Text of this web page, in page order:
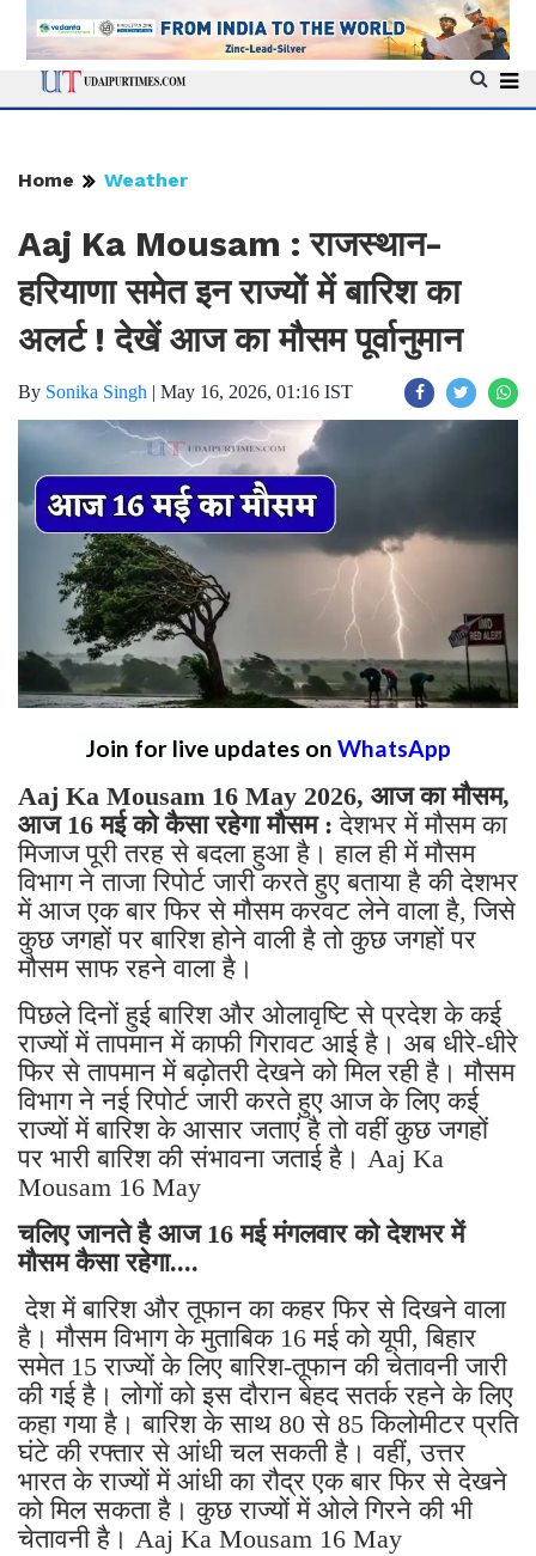
Home Weather
Aaj Ka Mousam : राजस्थान-
हरियाणा समेत इन राज्यों में बारिश का
अलर्ट ! देखें आज का मौसम पूर्वानुमान
By Sonika Singh May 16, 2026, 01:16 IST
Join for live updates onWhatsApp
Aaj Ka Mousam 16 May 2026, आज का मौसम,
आज 16 मई को कैसा रहेगा मौसम :देशभर में मौसम का
मिजाज पूरी तरह से बदला हुआ है। हाल ही में मौसम
विभाग ने ताजा रिपोर्ट जारी करते हुए बताया है की देशभर
में आज एक बार फिर से मौसम करवट लेने वाला है, जिसे
कुछ जगहों पर बारिश होने वाली है तो कुछ जगहों पर
मौसम साफ रहने वाला है।
पिछले दिनों हुई बारिश और ओलावृष्टि से प्रदेश के कई
राज्यों में तापमान में काफी गिरावट आई है। अब धीरे-धीरे
फिर से तापमान में बढ़ोतरी देखने को मिल रही है। मौसम
विभाग ने नई रिपोर्ट जारी करते हुए आज के लिए कई
राज्यों में बारिश के आसार जताएं है तो वहीं कुछ जगहों
पर भारी बारिश की संभावना जताई है। Aaj Ka
Mousam 16 May
चलिए जानते है आज 16 मई मंगलवार को देशभर में
मौसम कैसा रहेगा....
देश में बारिश और तूफान का कहर फिर से दिखने वाला
है। मौसम विभाग के मुताबिक 16 मई को यूपी, बिहार
समेत 15 राज्यों के लिए बारिश-तूफान की चेतावनी जारी
की गई है। लोगों को इस दौरान बेहद सतर्क रहने के लिए
कहा गया है। बारिश के साथ 80 से 85 किलोमीटर प्रति
घंटे की रफ्तार से आंधी चल सकती है। वहीं, उत्तर
भारत के राज्यों में आंधी का रौद्र एक बार फिर से देखने
को मिल सकता है। कुछ राज्यों में ओले गिरने की भी
चेतावनी है। Aaj Ka Mousam 16 May